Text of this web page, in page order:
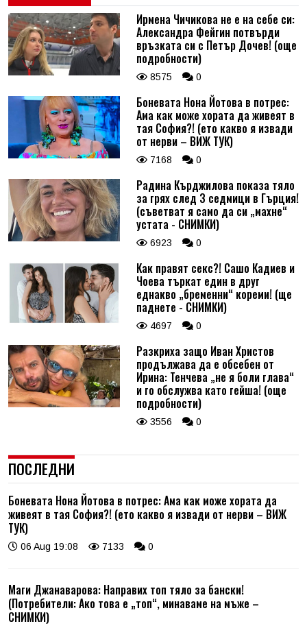
Ирмена Чичикова не е на себе си:
Александра Фейгин потвърди
връзката си с Петър Дочев! (още
подробности)
8575 0
Боневата Нона Йотова в потрес:
Ама как може хората да живеят в
тая София?! (ето какво я извади
от нерви – ВИЖ ТУК)
7168 0
Радина Кърджилова показа тяло
за грях след 3 седмици в Гърция!
(съветват я само да си „махне“
устата - СНИМКИ)
6923 0
Как правят секс?! Сашо Кадиев и
Чоева търкат един в друг
еднакво „бременни“ кореми! (ще
паднете - СНИМКИ)
4697 0
Разкриха защо Иван Христов
продължава да е обсебен от
Ирина: Тенчева „не я боли глава“
и го обслужва като гейша! (още
подробности)
3556 0
ПОСЛЕДНИ
Боневата Нона Йотова в потрес: Ама как може хората да
живеят в тая София?! (ето какво я извади от нерви – ВИЖ
ТУК)
06 Aug 19:08 7133 0
Маги Джанаварова: Направих топ тяло за бански!
(Потребители: Ако това е „топ“, минаваме на мъже –
СНИМКИ)